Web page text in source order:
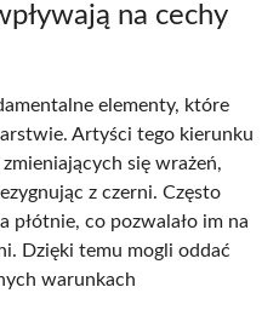
na cechy
elementy, które
Artyści tego kierunku
się wrażeń,
z czerni. Często
płótnie, co pozwalało im na
Dzięki temu mogli oddać
warunkach